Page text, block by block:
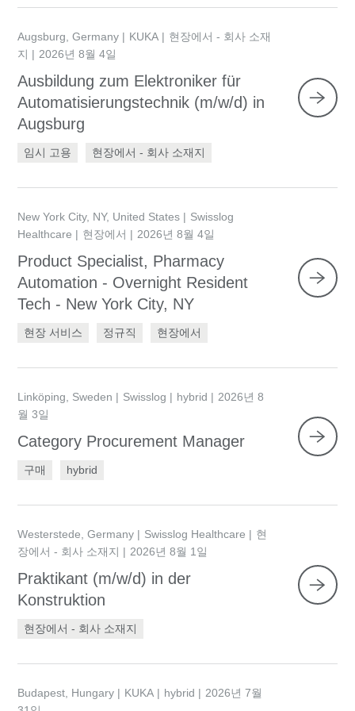
Augsburg, Germany KUKA
현장에서 - 회사 소재
지
2026년 8월 4일
Ausbildung zum Elektroniker für
Automatisierungstechnik (m/w/d) in
Augsburg
임시 고용 현장에서 - 회사 소재지
New York City, NY, United States
Swisslog
Healthcare
현장에서 2026년 8월 4일
Product Specialist, Pharmacy
Automation - Overnight Resident
Tech - New York City, NY
현장 서비스 정규직 현장에서
Linköping, Sweden Swisslog hybrid
2026년 8
월 3일
Category Procurement Manager
구매 hybrid
Westerstede, Germany Swisslog Healthcare
현
장에서 - 회사 소재지
2026년 8월 1일
Praktikant (m/w/d) in der
Konstruktion
현장에서 - 회사 소재지
Budapest, Hungary KUKA hybrid
2026년 7월